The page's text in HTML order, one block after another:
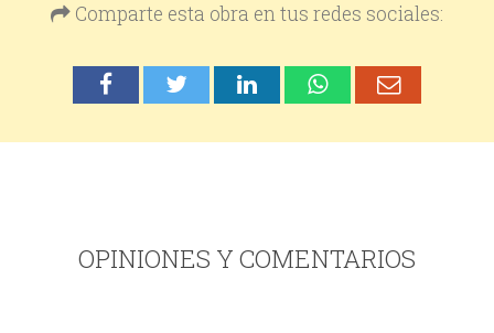
Comparte esta obra en tus redes sociales:
OPINIONES Y COMENTARIOS